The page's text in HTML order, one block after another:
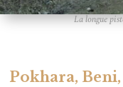
La longue
Pokhara,